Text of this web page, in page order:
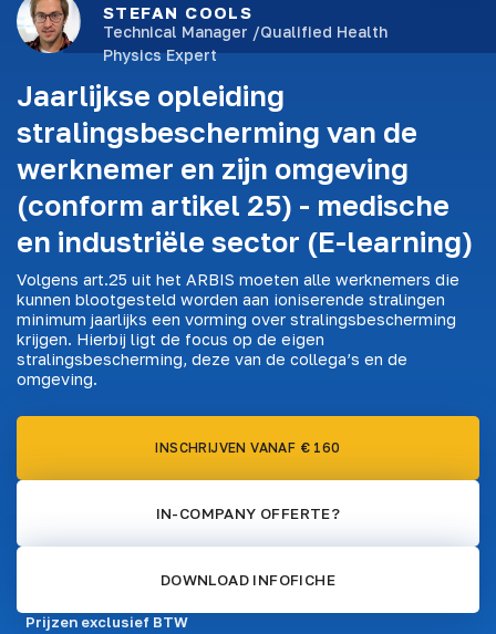
STEFAN COOLS
Technical Manager /Qualified Health
Physics Expert
Jaarlijkse opleiding
stralingsbescherming van de
werknemer en zijn omgeving
(conform artikel 25) - medische
en industriële sector (E-learning)
Volgens art.25 uit het ARBIS moeten alle werknemers die
kunnen blootgesteld worden aan ioniserende stralingen
minimum jaarlijks een vorming over stralingsbescherming
krijgen. Hierbij ligt de focus op de eigen
stralingsbescherming, deze van de collega’s en de
omgeving.
INSCHRIJVEN VANAF € 160
IN-COMPANY OFFERTE?
DOWNLOAD INFOFICHE
Prijzen exclusief BTW